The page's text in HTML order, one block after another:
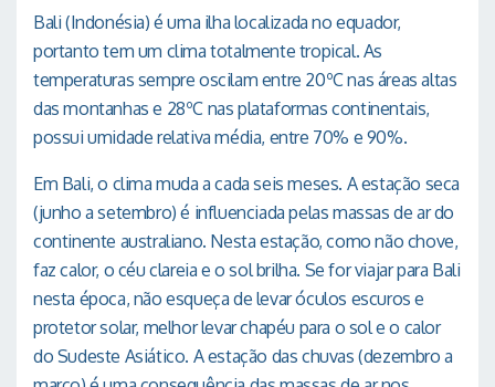
Bali (Indonésia) é uma ilha localizada no equador,
portanto tem um clima totalmente tropical. As
temperaturas sempre oscilam entre 20ºC nas áreas altas
das montanhas e 28ºC nas plataformas continentais,
possui umidade relativa média, entre 70% e 90%.
Em Bali, o clima muda a cada seis meses. A estação seca
(junho a setembro) é influenciada pelas massas de ar do
continente australiano. Nesta estação, como não chove,
faz calor, o céu clareia e o sol brilha. Se for viajar para Bali
nesta época, não esqueça de levar óculos escuros e
protetor solar, melhor levar chapéu para o sol e o calor
do Sudeste Asiático. A estação das chuvas (dezembro a